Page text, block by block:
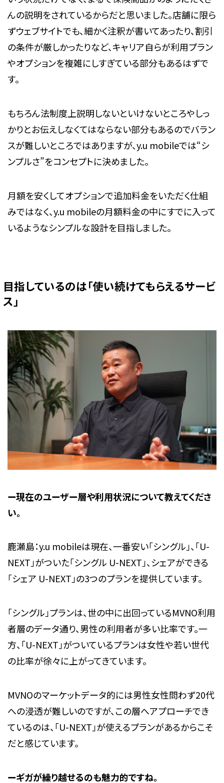
んの説明をされているからだと思いました。店舗に限ら
ずウェブサイトでも、細かく注釈が書いてあったり、割引
の条件が厳しかったりなど、キャリア自らが利用プラン
やオプションを複雑にしすぎている部分もあるはずで
す。
もちろん法制度上説明しないといけないところやしっ
かりとお伝えしなくてはならない部分もあるのでバラン
スが難しいところではありますが、y.u mobileでは“シ
ンプルさ”をコンセプトに決めました。
月額を安くしてオプションで追加料金をいただく仕組
みではなく、y.u mobileの月額料金の中にすでに入って
いるようなシンプルな設計を目指しました。
目指しているのは「使い続けてもらえるサービ
ス」
ー現在のユーザー層や利用状況について教えてくださ
い。
鹿瀬島：y.u mobileは現在、一番安い「シングル」、「U-
NEXT」がついた「シングル U-NEXT」、シェアができる
「シェア U-NEXT」の3つのプランを提供しています。
「シングル」プランは、世の中に出回っているMVNO利用
者層のデータ通り、男性の利用者が多い比率です。一
方、「U-NEXT」がついているプランは女性や若い世代
の比率が徐々に上がってきています。
MVNOのマーケットデータ的には男性女性問わず20代
への浸透が難しいのですが、この層へアプローチでき
ているのは、「U-NEXT」が使えるプランがあるからこそ
だと感じています。
ーギガが繰り越せるのも魅力的ですね。